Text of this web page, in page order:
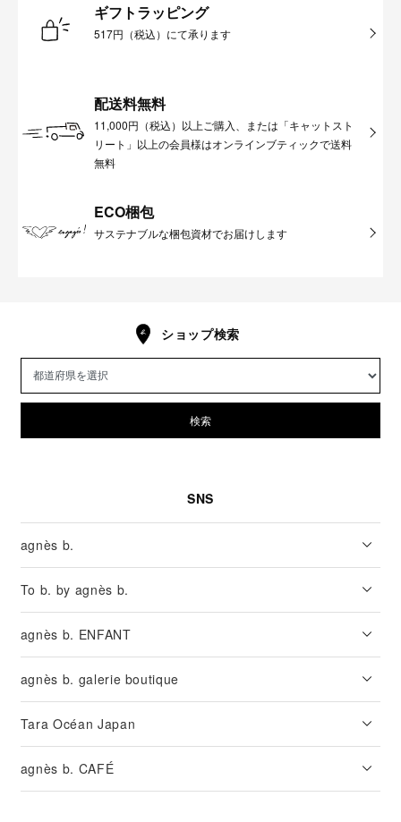
ギフトラッピング
517円（税込）にて承ります
配送料無料
11,000円（税込）以上ご購入、または「キャットスト
リート」以上の会員様はオンラインブティックで送料
無料
ECO梱包
サステナブルな梱包資材でお届けします
ショップ検索
検索
SNS
agnès b.
To b. by agnès b.
agnès b. ENFANT
agnès b. galerie boutique
Tara Océan Japan
agnès b. CAFÉ